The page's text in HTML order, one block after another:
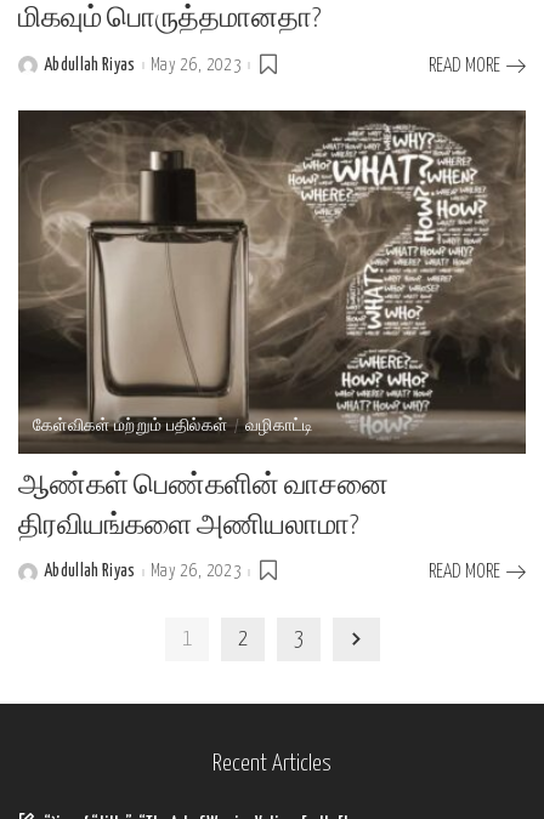
மிகவும் பொருத்தமானதா?
PostedAbdullah Riyas May 26, 2023 READ MORE
கேள்விகள் மற்றும் பதில்கள் வழிகாட்டி
ஆண்கள் பெண்களின் வாசனை
திரவியங்களை அணியலாமா?
PostedAbdullah Riyas May 26, 2023 READ MORE
1 2 3
Recent Articles